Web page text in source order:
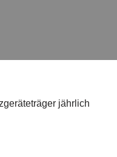
jährlich